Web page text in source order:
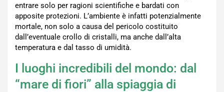
entrare solo per ragioni scientifiche e bardati con
apposite protezioni. L’ambiente è infatti potenzialmente
mortale, non solo a causa del pericolo costituito
dall’eventuale crollo di cristalli, ma anche dall’alta
temperatura e dal tasso di umidità.
I luoghi incredibili del mondo: dal
“mare di fiori” alla spiaggia di